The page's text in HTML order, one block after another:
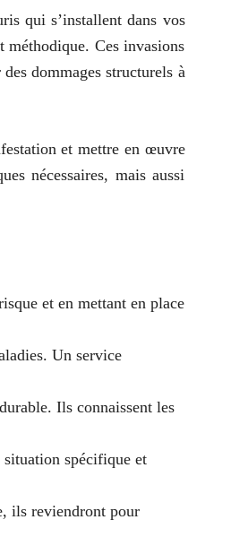
qui s’installent dans vos
méthodique. Ces invasions
dommages structurels à
et mettre en œuvre
nécessaires, mais aussi
et en mettant en place
Un service
Ils connaissent les
spécifique et
ils reviendront pour